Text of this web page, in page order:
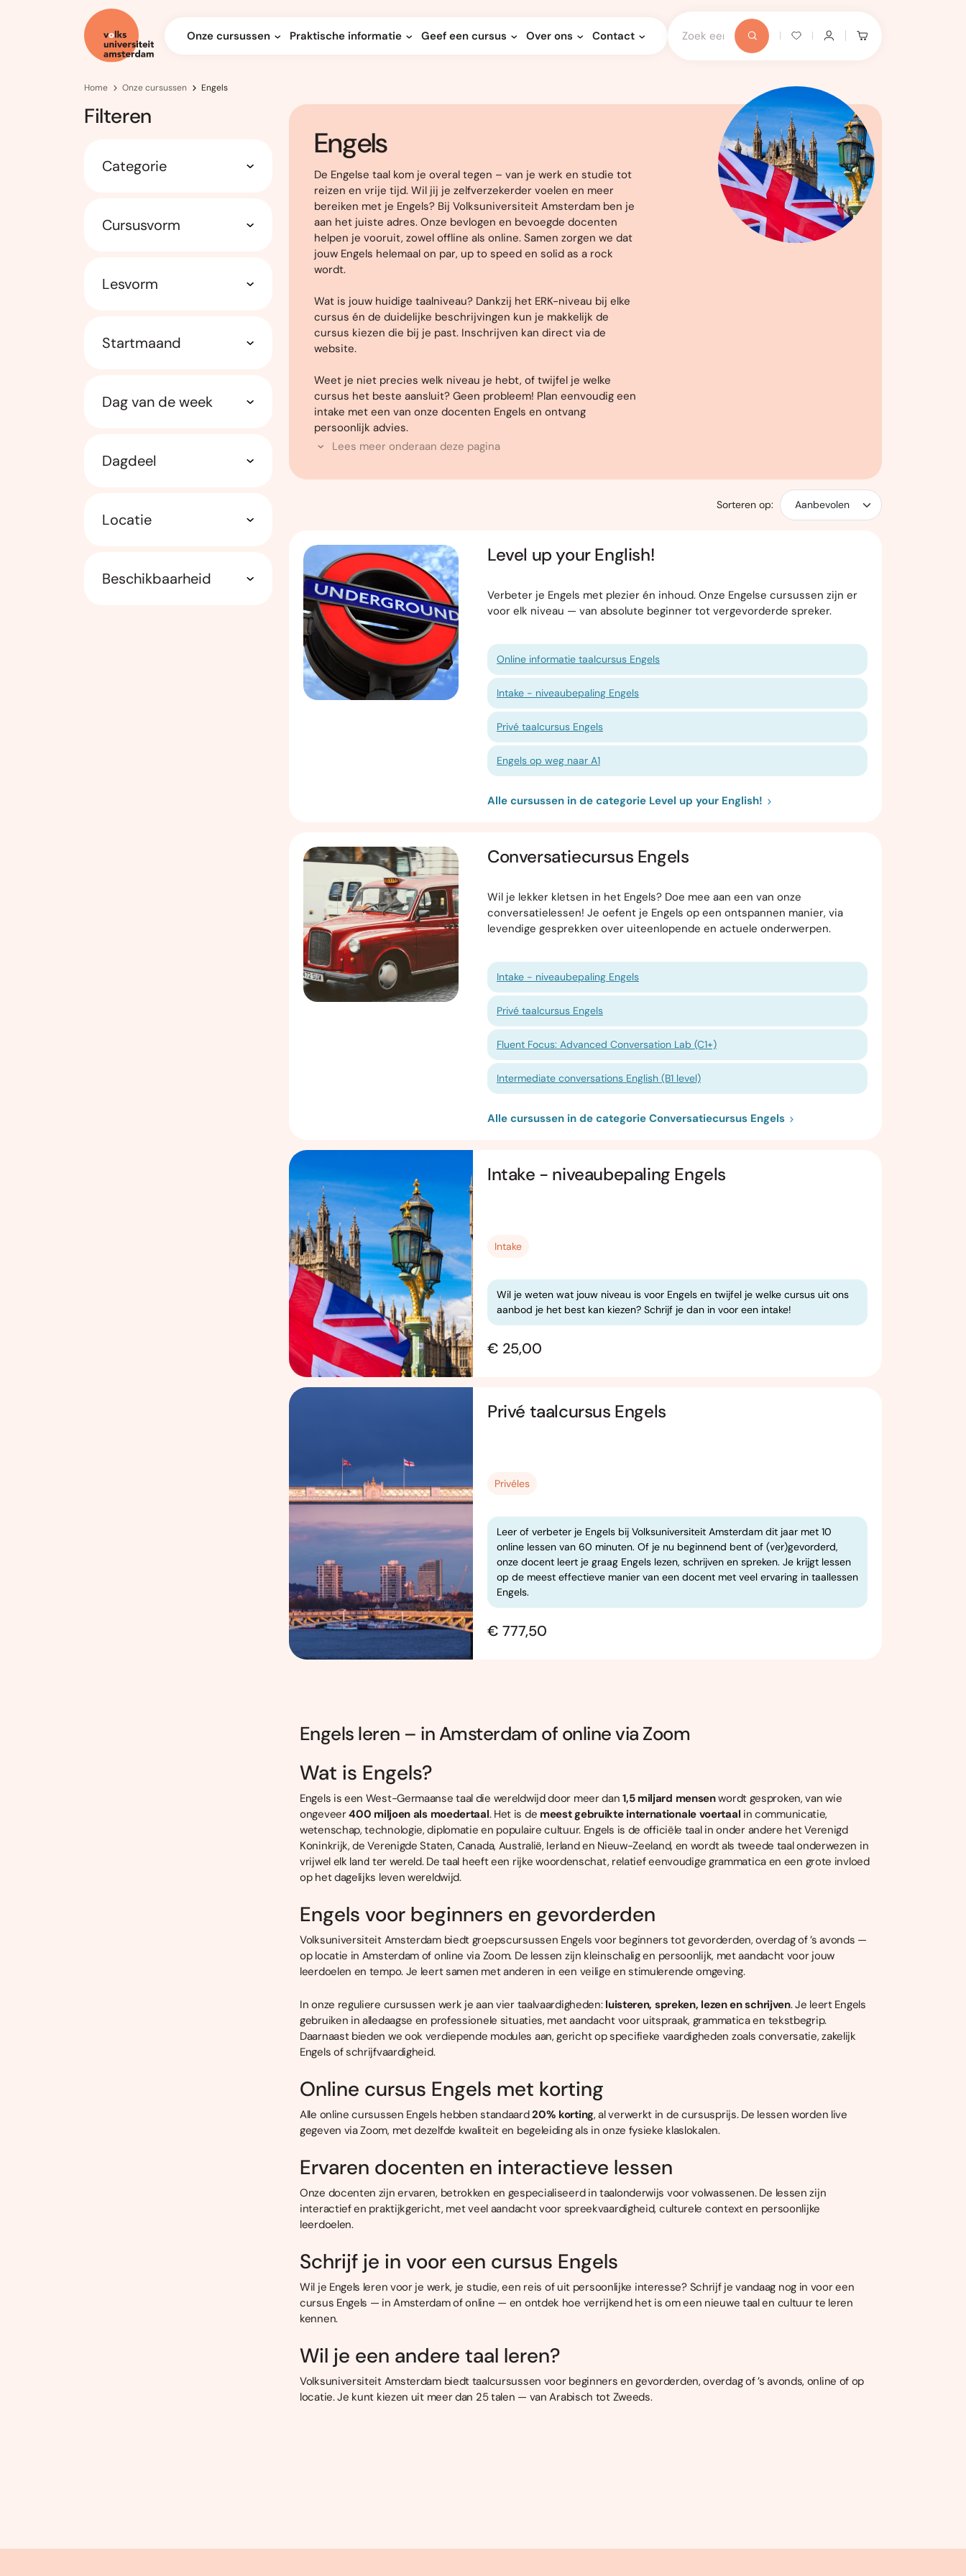
Onze cursussen Praktische informatie Geef een cursus Over ons Contact
Home Onze cursussen Engels
Filteren
Categorie
Cursusvorm
Lesvorm
Startmaand
Dag van de week
Dagdeel
Locatie
Beschikbaarheid
Engels
De Engelse taal kom je overal tegen – van je werk en studie tot
reizen en vrije tijd. Wil jij je zelfverzekerder voelen en meer
bereiken met je Engels? Bij Volksuniversiteit Amsterdam ben je
aan het juiste adres. Onze bevlogen en bevoegde docenten
helpen je vooruit, zowel offline als online. Samen zorgen we dat
jouw Engels helemaal on par, up to speed en solid as a rock
wordt.
Wat is jouw huidige taalniveau? Dankzij het ERK-niveau bij elke
cursus én de duidelijke beschrijvingen kun je makkelijk de
cursus kiezen die bij je past. Inschrijven kan direct via de
website.
Weet je niet precies welk niveau je hebt, of twijfel je welke
cursus het beste aansluit? Geen probleem! Plan eenvoudig een
intake met een van onze docenten Engels en ontvang
persoonlijk advies.
Lees meer onderaan deze pagina
Sorteren op:
Level up your English!
Verbeter je Engels met plezier én inhoud. Onze Engelse cursussen zijn er
voor elk niveau — van absolute beginner tot vergevorderde spreker.
Online informatie taalcursus Engels
Intake - niveaubepaling Engels
Privé taalcursus Engels
Engels op weg naar A1
Alle cursussen in de categorie Level up your English!
Conversatiecursus Engels
Wil je lekker kletsen in het Engels? Doe mee aan een van onze
conversatielessen! Je oefent je Engels op een ontspannen manier, via
levendige gesprekken over uiteenlopende en actuele onderwerpen.
Intake - niveaubepaling Engels
Privé taalcursus Engels
Fluent Focus: Advanced Conversation Lab (C1+)
Intermediate conversations English (B1 level)
Alle cursussen in de categorie Conversatiecursus Engels
Intake - niveaubepaling Engels
Intake
Wil je weten wat jouw niveau is voor Engels en twijfel je welke cursus uit ons
aanbod je het best kan kiezen? Schrijf je dan in voor een intake!
€ 25,00
Privé taalcursus Engels
Privéles
Leer of verbeter je Engels bij Volksuniversiteit Amsterdam dit jaar met 10
online lessen van 60 minuten. Of je nu beginnend bent of (ver)gevorderd,
onze docent leert je graag Engels lezen, schrijven en spreken. Je krijgt lessen
op de meest effectieve manier van een docent met veel ervaring in taallessen
Engels.
€ 777,50
Engels leren – in Amsterdam of online via Zoom
Wat is Engels?
Engels is een West-Germaanse taal die wereldwijd door meer dan1,5 miljard mensenwordt gesproken, van wie
ongeveer400 miljoen als moedertaal. Het is de meest gebruikte internationale voertaal in communicatie,
wetenschap, technologie, diplomatie en populaire cultuur. Engels is de officiële taal in onder andere het Verenigd
Koninkrijk, de Verenigde Staten, Canada, Australië, Ierland en Nieuw-Zeeland, en wordt als tweede taal onderwezen in
vrijwel elk land ter wereld. De taal heeft een rijke woordenschat, relatief eenvoudige grammatica en een grote invloed
op het dagelijks leven wereldwijd.
Engels voor beginners en gevorderden
Volksuniversiteit Amsterdam biedt groepscursussen Engels voor beginners tot gevorderden, overdag of ’s avonds —
op locatie in Amsterdam of online via Zoom. De lessen zijn kleinschalig en persoonlijk, met aandacht voor jouw
leerdoelen en tempo. Je leert samen met anderen in een veilige en stimulerende omgeving.
In onze reguliere cursussen werk je aan vier taalvaardigheden: luisteren, spreken, lezen en schrijven. Je leert Engels
gebruiken in alledaagse en professionele situaties, met aandacht voor uitspraak, grammatica en tekstbegrip.
Daarnaast bieden we ook verdiepende modules aan, gericht op specifieke vaardigheden zoals conversatie, zakelijk
Engels of schrijfvaardigheid.
Online cursus Engels met korting
Alle online cursussen Engels hebben standaard20% korting, al verwerkt in de cursusprijs. De lessen worden live
gegeven via Zoom, met dezelfde kwaliteit en begeleiding als in onze fysieke klaslokalen.
Ervaren docenten en interactieve lessen
Onze docenten zijn ervaren, betrokken en gespecialiseerd in taalonderwijs voor volwassenen. De lessen zijn
interactief en praktijkgericht, met veel aandacht voor spreekvaardigheid, culturele context en persoonlijke
leerdoelen.
Schrijf je in voor een cursus Engels
Wil je Engels leren voor je werk, je studie, een reis of uit persoonlijke interesse? Schrijf je vandaag nog in voor een
cursus Engels — in Amsterdam of online — en ontdek hoe verrijkend het is om een nieuwe taal en cultuur te leren
kennen.
Wil je een andere taal leren?
Volksuniversiteit Amsterdam biedt taalcursussen voor beginners en gevorderden, overdag of ’s avonds, online of op
locatie. Je kunt kiezen uit meer dan 25 talen — van Arabisch tot Zweeds.